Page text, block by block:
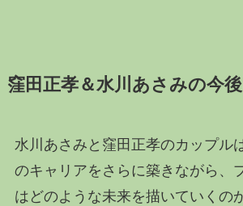
窪田正孝＆水川あさみの今後
水川あさみと窪田正孝のカップル
のキャリアをさらに築きながら、
はどのような未来を描いていくの